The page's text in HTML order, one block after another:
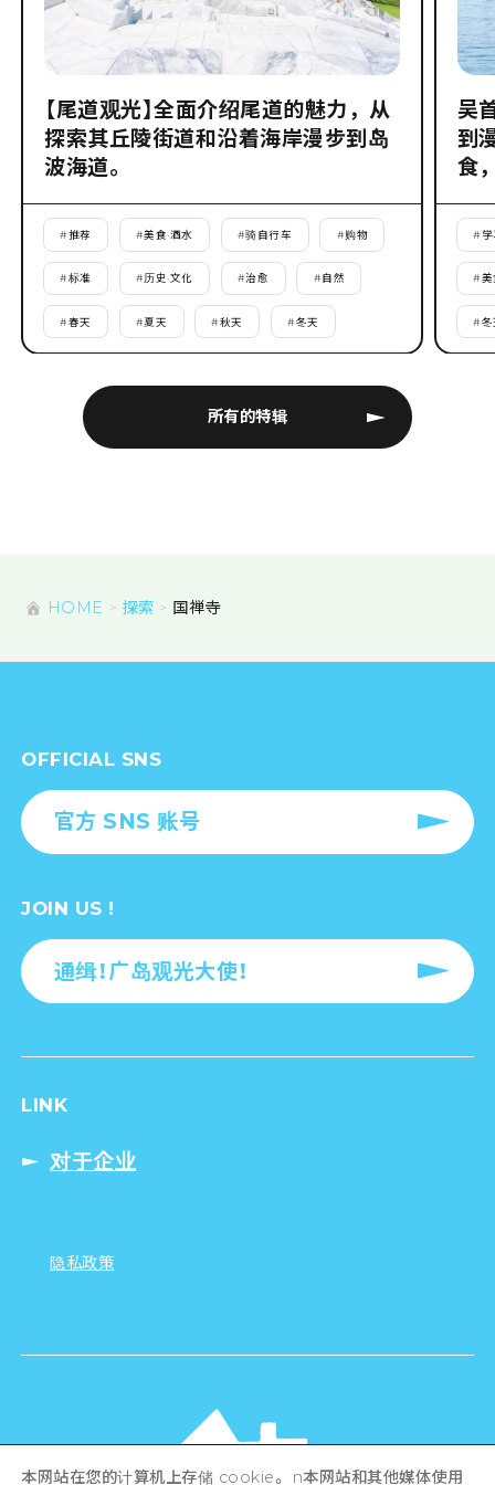
所有的特辑
【尾道观光】全面介绍尾道的魅力，从
探索其丘陵街道和沿着海岸漫步到岛
波海道。
#推荐 #美食·酒水 #骑自行车 #购物
#标准 #历史·文化 #治愈 #自然
#春天 #夏天 #秋天 #冬天
吴
到
食
# 学
#美
#冬
HOME 探索 国禅寺
OFFICIAL SNS
官方 SNS 账号
JOIN US !
通缉！广岛观光大使！
LINK
对于企业
隐私政策
本网站在您的计算机上存储 cookie。 n本网站和其他媒体使用